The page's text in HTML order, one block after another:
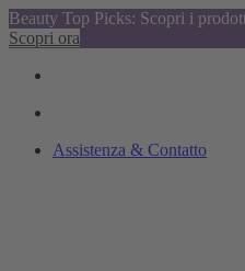
Beauty Top Picks: Scopri i
Scopri ora
Assistenza & Contatto